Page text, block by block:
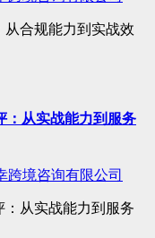
从合规能力到实战效
：从实战能力到服务
跨境咨询有限公司
：从实战能力到服务